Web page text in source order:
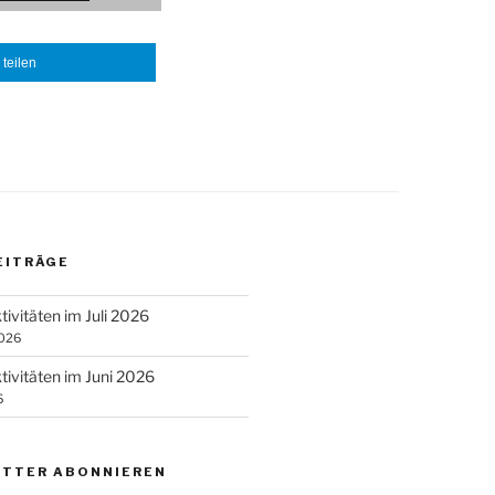
teilen
im Juli 2026
im Juni 2026
ABONNIEREN